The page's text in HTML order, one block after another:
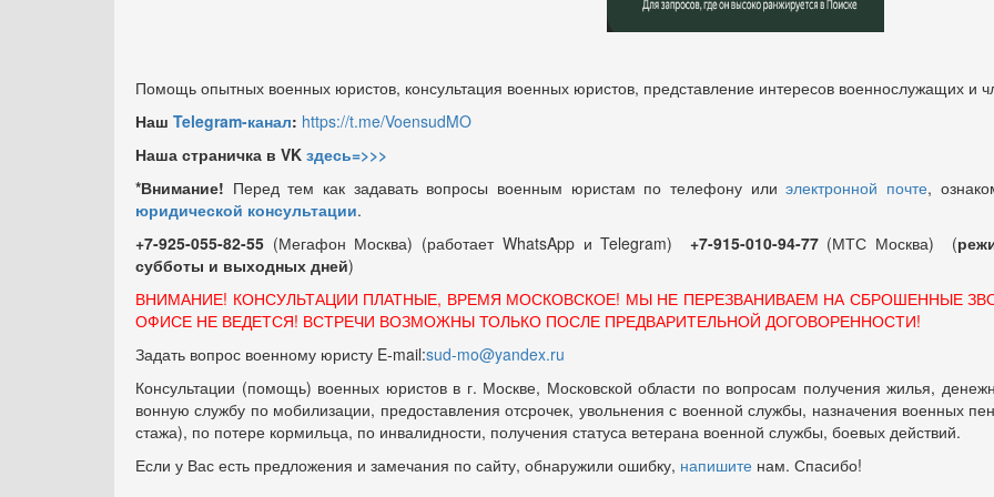
Помощь опытных военных юристов, консультация военных юристов, представление интересов военнослужащих и
Наш Telegram-канал: https://t.me/VoensudMO
Наша страничка в VK здесь=>>>
*Внимание! Перед тем как задавать вопросы военным юристам по телефону илиэлектронной почте,
юридической консультации.
+7-925-055-82-55 (Мегафон Москва) (работает WhatsApp и Telegram) +7-915-010-94-77 (МТС Москва) (
субботы и выходных дней)
ВНИМАНИЕ! КОНСУЛЬТАЦИИ ПЛАТНЫЕ, ВРЕМЯ МОСКОВСКОЕ! МЫ НЕ ПЕРЕЗВАНИВАЕМ НА СБРОШЕННЫЕ
ОФИСЕ НЕ ВЕДЕТСЯ! ВСТРЕЧИ ВОЗМОЖНЫ ТОЛЬКО ПОСЛЕ ПРЕДВАРИТЕЛЬНОЙ ДОГОВОРЕННОСТИ!
Задать вопрос военному юристу E-mail:sud-mo@yandex.ru
Консультации (помощь) военных юристов в г. Москве, Московской области по вопросам получения жилья,
вонную службу по мобилизации, предоставления отсрочек, увольнения с военной службы, назначения военных
стажа), по потере кормильца, по инвалидности, получения статуса ветерана военной службы, боевых действий.
Если у Вас есть предложения и замечания по сайту, обнаружили ошибку, напишите нам. Спасибо!